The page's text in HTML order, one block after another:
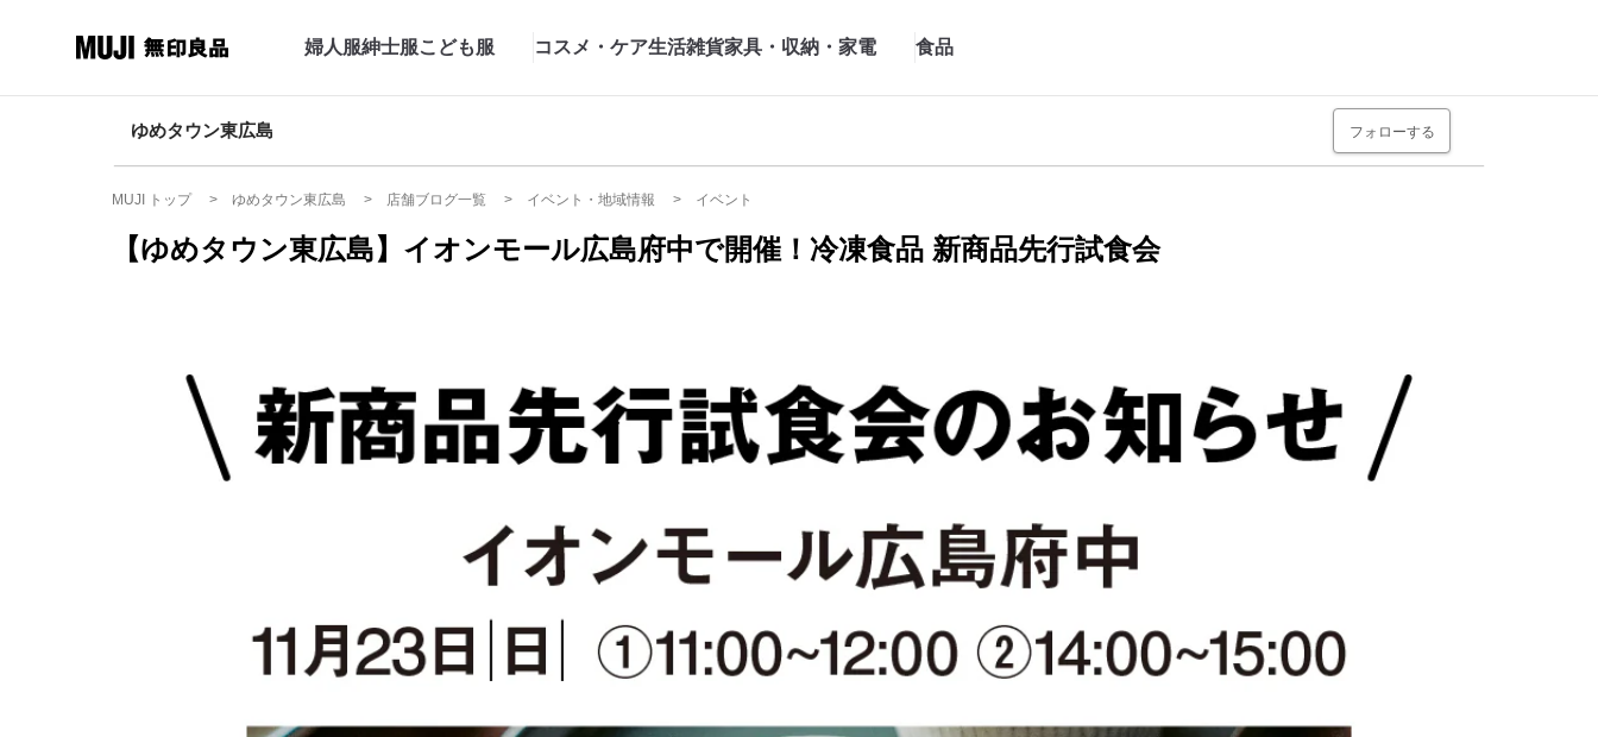
婦人服紳士服こども服 コスメ・ケア生活雑貨家具・収納・家電 食品
ゆめタウン東広島 フォローする
MUJI トップ ゆめタウン東広島 店舗ブログ一覧 イベント・地域情報 イベント
【ゆめタウン東広島】イオンモール広島府中で開催！冷凍食品 新商品先行試食会